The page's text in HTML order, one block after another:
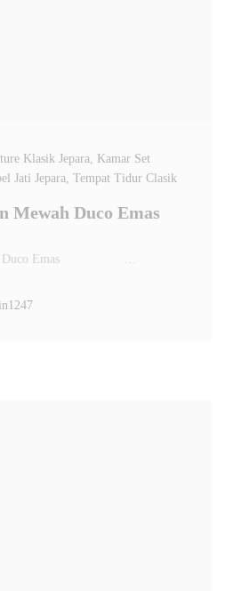
Klasik Jepara, Kamar Set
Jati Jepara, Tempat Tidur Clasik
Mewah Duco Emas
Duco Emas …